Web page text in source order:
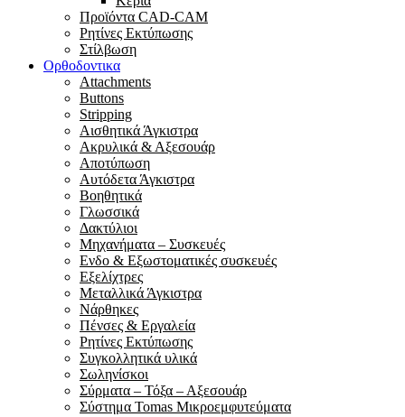
Προϊόντα CAD-CAM
Ρητίνες Εκτύπωσης
Στίλβωση
Ορθοδοντικα
Attachments
Buttons
Stripping
Αισθητικά Άγκιστρα
Ακρυλικά & Αξεσουάρ
Αποτύπωση
Αυτόδετα Άγκιστρα
Βοηθητικά
Γλωσσικά
Δακτύλιοι
Μηχανήματα – Συσκευές
Ενδο & Εξωστοματικές συσκευές
Εξελίχτρες
Μεταλλικά Άγκιστρα
Νάρθηκες
Πένσες & Εργαλεία
Ρητίνες Εκτύπωσης
Συγκολλητικά υλικά
Σωληνίσκοι
Σύρματα – Τόξα – Αξεσουάρ
Σύστημα Tomas Μικροεμφυτεύματα